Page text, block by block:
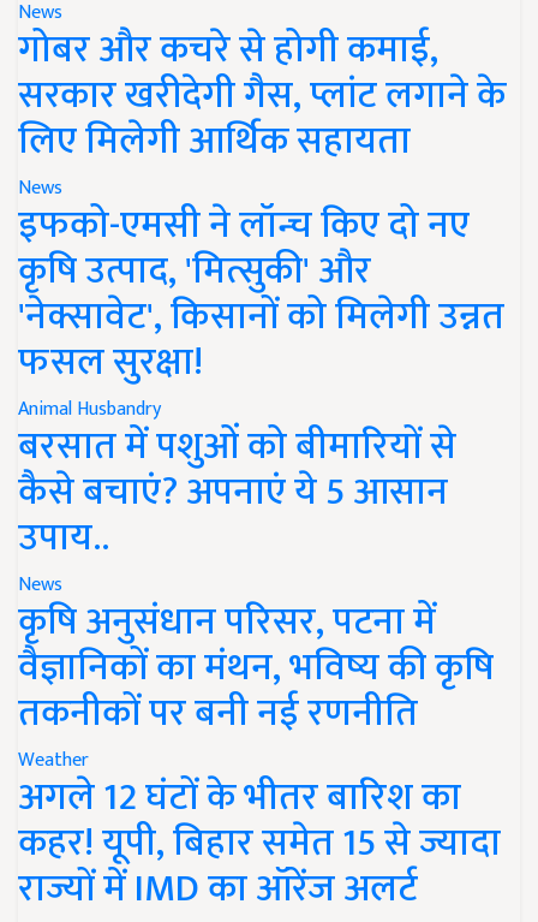
News
गोबर और कचरे से होगी कमाई,
सरकार खरीदेगी गैस, प्लांट लगाने के
लिए मिलेगी आर्थिक सहायता
News
इफको-एमसी ने लॉन्च किए दो नए
कृषि उत्पाद, 'मित्सुकी' और
'नेक्सावेट', किसानों को मिलेगी उन्नत
फसल सुरक्षा!
Animal Husbandry
बरसात में पशुओं को बीमारियों से
कैसे बचाएं? अपनाएं ये 5 आसान
उपाय..
News
कृषि अनुसंधान परिसर, पटना में
वैज्ञानिकों का मंथन, भविष्य की कृषि
तकनीकों पर बनी नई रणनीति
Weather
अगले 12 घंटों के भीतर बारिश का
कहर! यूपी, बिहार समेत 15 से ज्यादा
राज्यों में IMD का ऑरेंज अलर्ट